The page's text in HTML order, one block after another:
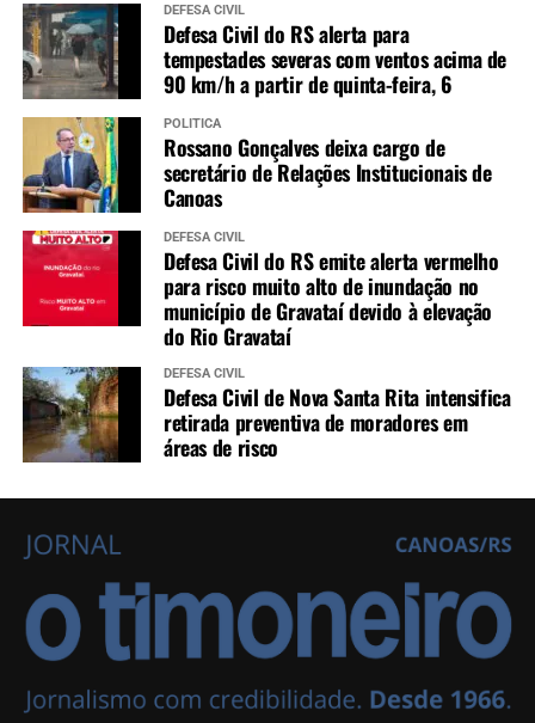
DEFESA CIVIL
Defesa Civil do RS alerta para
tempestades severas com ventos acima de
90 km/h a partir de quinta-feira, 6
POLÍTICA
Rossano Gonçalves deixa cargo de
secretário de Relações Institucionais de
Canoas
DEFESA CIVIL
Defesa Civil do RS emite alerta vermelho
para risco muito alto de inundação no
município de Gravataí devido à elevação
do Rio Gravataí
DEFESA CIVIL
Defesa Civil de Nova Santa Rita intensifica
retirada preventiva de moradores em
áreas de risco